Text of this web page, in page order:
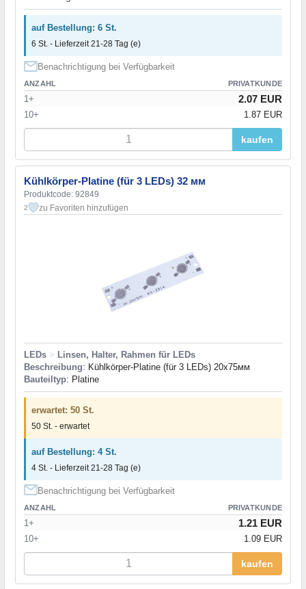
auf Bestellung: 6 St.
6 St. - Lieferzeit 21-28 Tag (e)
Benachrichtigung bei Verfügbarkeit
ANZAHL PRIVATKUNDE
1+ 2.07 EUR
10+ 1.87 EUR
kaufen
Kühlkörper-Platine (für 3 LEDs) 32 мм
Produktcode: 92849
2 zu Favoriten hinzufügen
LEDs > Linsen, Halter, Rahmen für LEDs
Beschreibung: Kühlkörper-Platine (für 3 LEDs) 20х75мм
Bauteiltyp: Platine
erwartet: 50 St.
50 St. - erwartet
auf Bestellung: 4 St.
4 St. - Lieferzeit 21-28 Tag (e)
Benachrichtigung bei Verfügbarkeit
ANZAHL PRIVATKUNDE
1+ 1.21 EUR
10+ 1.09 EUR
kaufen